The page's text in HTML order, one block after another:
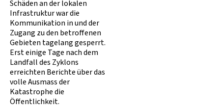
Schäden an der lokalen
Infrastruktur war die
Kommunikation in und der
Zugang zu den betroffenen
Gebieten tagelang gesperrt.
Erst einige Tage nach dem
Landfall des Zyklons
erreichten Berichte über das
volle Ausmass der
Katastrophe die
Öffentlichkeit.